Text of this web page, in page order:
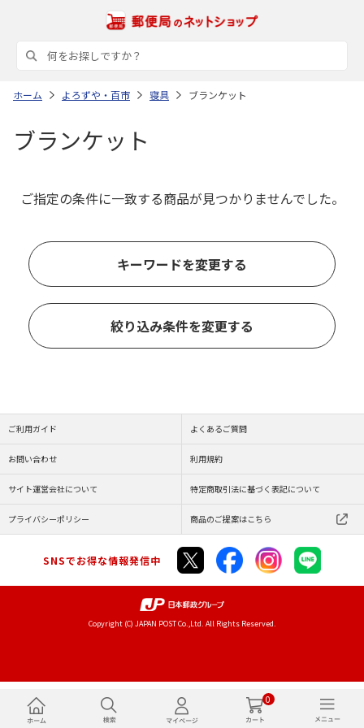
0
ホーム よろずや・百市 寝具 ブランケット
ブランケット
ご指定の条件に一致する商品が見つかりませんでした。
キーワードを変更する
絞り込み条件を変更する
ご利用ガイド よくあるご質問
お問い合わせ 利用規約
サイト運営会社について 特定商取引法に基づく表記について
プライバシーポリシー 商品のご提案はこちら
SNSでお得な情報発信中
Copyright (C) JAPAN POST Co.,Ltd. All Rights Reserved.